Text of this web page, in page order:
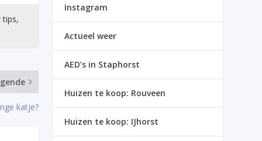
tips,
katje?
Instagram
Actueel weer
AED’s in Staphorst
Huizen te koop: Rouveen
Huizen te koop: IJhorst